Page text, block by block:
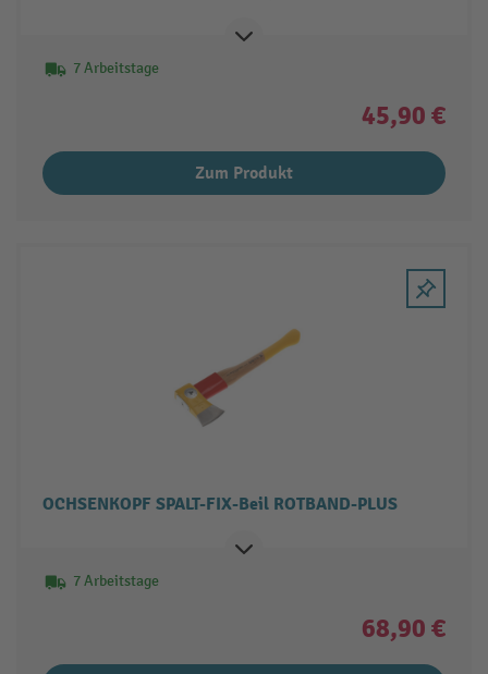
7 Arbeitstage
45,90 €
Zum Produkt
OCHSENKOPF SPALT-FIX-Beil ROTBAND-PLUS
7 Arbeitstage
68,90 €